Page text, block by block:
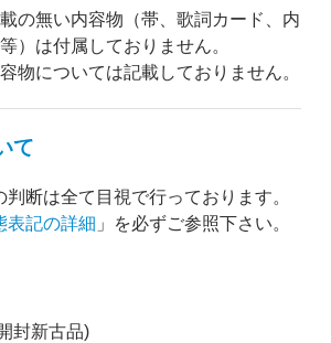
の無い内容物（帯、歌詞カード、内
）は付属しておりません。
物については記載しておりません。
て
断は全て目視で行っております。
表記の詳細 」を必ずご参照下さい。
封新古品)